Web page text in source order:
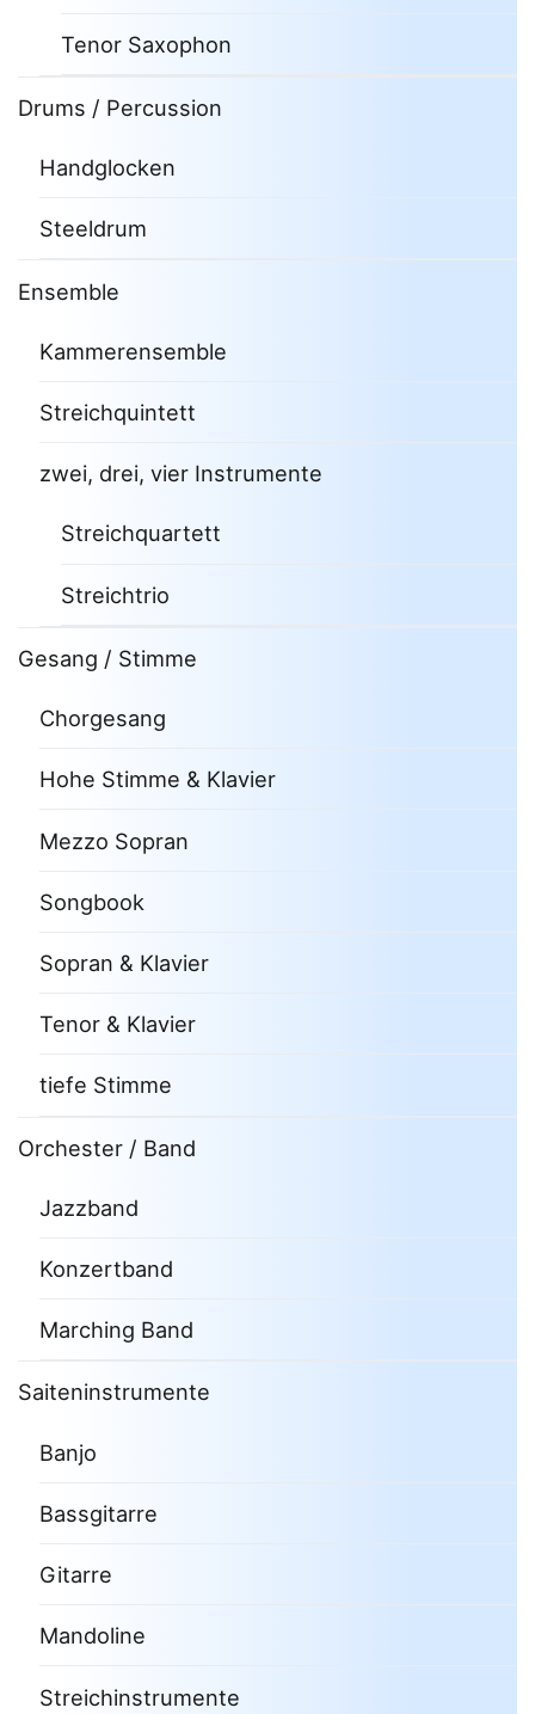
Tenor Saxophon
Drums / Percussion
Handglocken
Steeldrum
Ensemble
Kammerensemble
Streichquintett
zwei, drei, vier Instrumente
Streichquartett
Streichtrio
Gesang / Stimme
Chorgesang
Hohe Stimme & Klavier
Mezzo Sopran
Songbook
Sopran & Klavier
Tenor & Klavier
tiefe Stimme
Orchester / Band
Jazzband
Konzertband
Marching Band
Saiteninstrumente
Banjo
Bassgitarre
Gitarre
Mandoline
Streichinstrumente